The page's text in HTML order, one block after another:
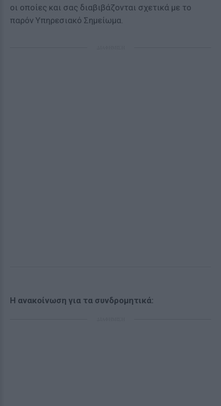
οι οποίες και σας διαβιβάζονται σχετικά με το
παρόν Υπηρεσιακό Σημείωμα.
Η ανακοίνωση για τα συνδρομητικά: